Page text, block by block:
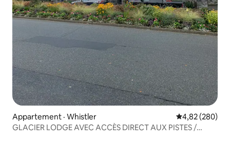
Appartement · Whistler Note
4,82 (280)
GLACIER LODGE AVEC ACCÈS DIRECT AUX PISTES /